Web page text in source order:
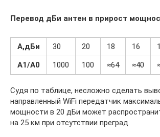
Перевод дБи антен в прирост
A,дБи 30 20 18 16
A1/A0
1000 100 ≈64 ≈40
Судя по таблице, несложно сделать
направленный WiFi передатчик
мощности в 20 дБи может
на 25 км при отсутствии преград.